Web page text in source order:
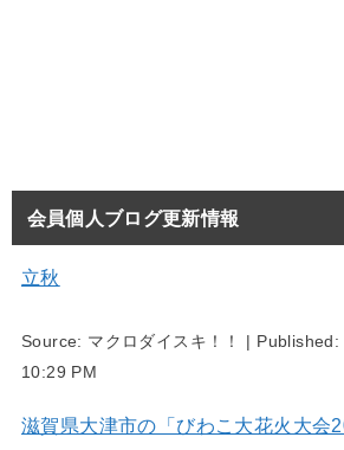
会員個人ブログ更新情報
立秋
Source: マクロダイスキ！！ | Published:
10:29 PM
滋賀県大津市の「びわこ大花火大会